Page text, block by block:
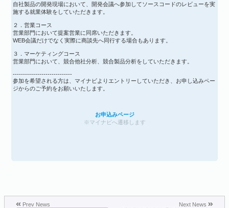
自社製品の開発現場において、開発会議へ参加してソースコードのレビューを実
施する就業体験をしていただきます。
２．営業コース
営業部門において提案営業に同席いただきます。
WEB会議だけでなく実際に商談先へ同行する場合もあります。
３．マーケティングコース
営業部門において、競合他社分析、競合製品分析をしていただきます。
-----------------------------
参加を希望される方は、マイナビよりエントリーしていただき、お申し込みペー
ジからのご予約をお願いいたします。
お申込みページ
※マイナビへ遷移します
Prev News Next News